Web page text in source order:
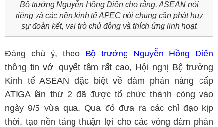
Bộ trưởng Nguyễn Hồng Diên cho rằng, ASEAN nói
riêng và các nền kinh tế APEC nói chung cần phát huy
sự đoàn kết, vai trò chủ động và thích ứng linh hoạt
Đáng chú ý, theo Bộ trưởng Nguyễn Hồng Diên
thông tin với quyết tâm rất cao, Hội nghị Bộ trưởng
Kinh tế ASEAN đặc biệt về đàm phán nâng cấp
ATIGA lần thứ 2 đã được tổ chức thành công vào
ngày 9/5 vừa qua. Qua đó đưa ra các chỉ đạo kịp
thời, tạo nền tảng thuận lợi cho các vòng đàm phán